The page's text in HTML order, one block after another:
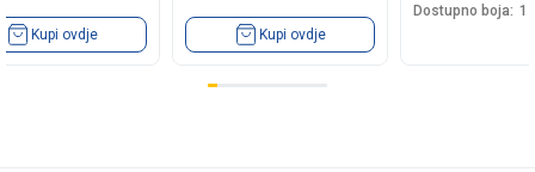
Kupi ovdje Kupi ovdje
Dostupno boja: 1